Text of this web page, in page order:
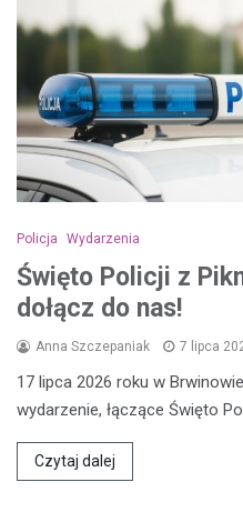
Policja Wydarzenia
Święto Policji z
dołącz do nas!
Anna Szczepaniak 7 lipca
17 lipca 2026 roku w
wydarzenie, łączące Święto
Czytaj dalej